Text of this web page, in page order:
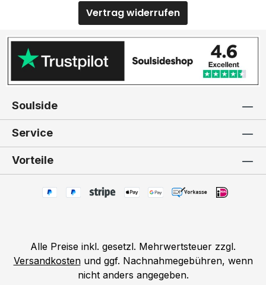
Vertrag widerrufen
Soulside
Service
Vorteile
Alle Preise inkl. gesetzl. Mehrwertsteuer zzgl.
Versandkostenund ggf. Nachnahmegebühren, wenn
nicht anders angegeben.